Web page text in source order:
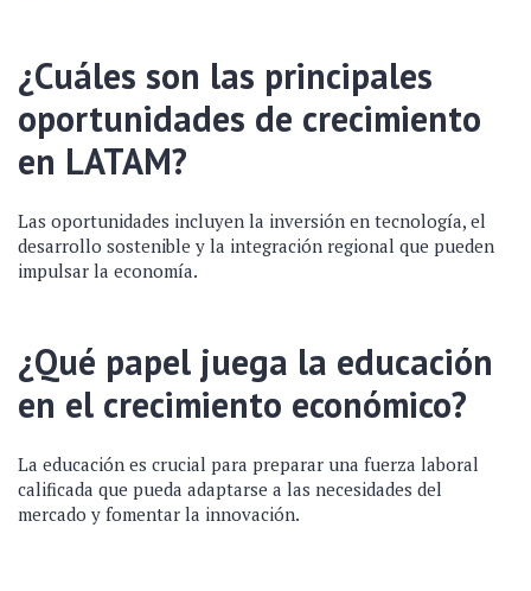
¿Cuáles son las principales
oportunidades de crecimiento
en LATAM?
Las oportunidades incluyen la inversión en tecnología, el
desarrollo sostenible y la integración regional que pueden
impulsar la economía.
¿Qué papel juega la educación
en el crecimiento económico?
La educación es crucial para preparar una fuerza laboral
calificada que pueda adaptarse a las necesidades del
mercado y fomentar la innovación.